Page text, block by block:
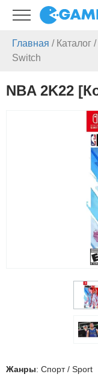
Главная / Каталог /
Switch
NBA 2K22
Жанры: Спорт / Sport